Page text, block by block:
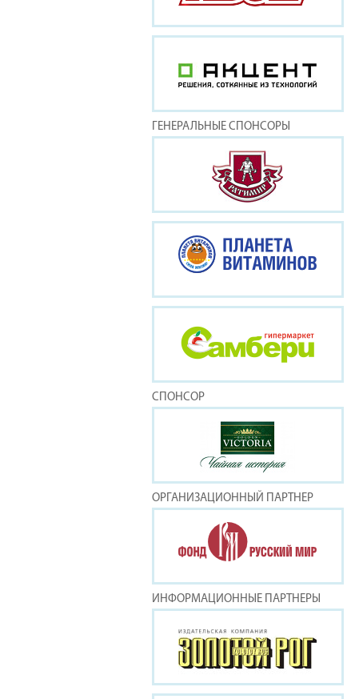
ГЕНЕРАЛЬНЫЕ СПОНСОРЫ
СПОНСОР
ОРГАНИЗАЦИОННЫЙ ПАРТНЕР
ИНФОРМАЦИОННЫЕ ПАРТНЕРЫ